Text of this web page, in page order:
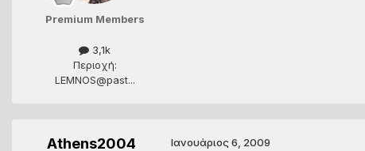
Premium Members
3,1k
Περιοχή:
LEMNOS@past...
Athens2004 Ιανουάριος 6, 2009